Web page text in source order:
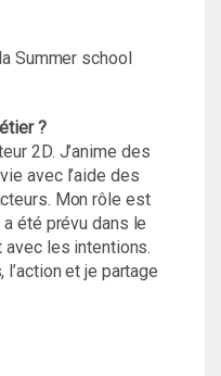
Summer school
?
2D. J’anime des
avec l’aide des
Mon rôle est
été prévu dans le
les intentions.
et je partage